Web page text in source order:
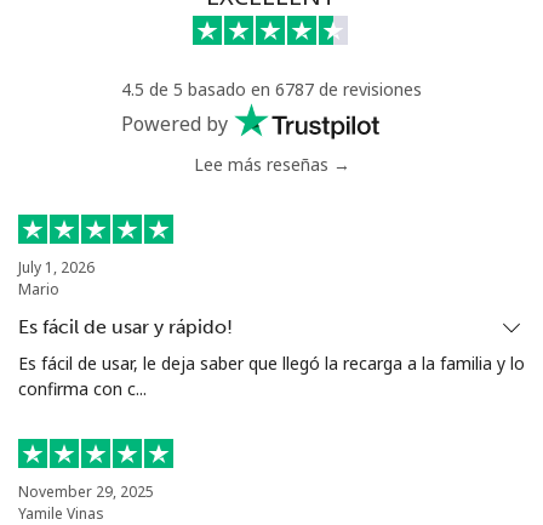
⁦$10⁩
⁦$10⁩
Línea fija
Eswatini
Línea fija
4.5 de 5 basado en 6787 de revisiones
Powered by
Lee más reseñas →
July 1, 2026
Mario
Es fácil de usar y rápido!
Es fácil de usar, le deja saber que llegó la recarga a la familia y lo
confirma con c...
November 29, 2025
Yamile Vinas